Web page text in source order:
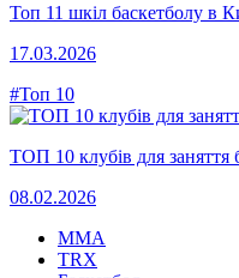
Топ 11 шкіл баскетболу в
17.03.2026
#Топ 10
ТОП 10 клубів для заняття
08.02.2026
MMA
TRX